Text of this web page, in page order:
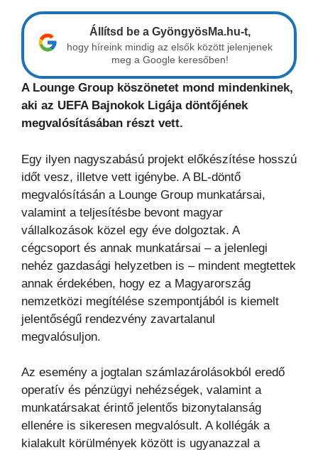
Állítsd be a GyöngyösMa.hu-t,
hogy híreink mindig az elsők között jelenjenek
meg a Google keresőben!
A Lounge Group köszönetet mond mindenkinek,
aki az UEFA Bajnokok Ligája döntőjének
megvalósításában részt vett.
Egy ilyen nagyszabású projekt előkészítése hosszú
időt vesz, illetve vett igénybe. A BL-döntő
megvalósításán a Lounge Group munkatársai,
valamint a teljesítésbe bevont magyar
vállalkozások közel egy éve dolgoztak. A
cégcsoport és annak munkatársai – a jelenlegi
nehéz gazdasági helyzetben is – mindent megtettek
annak érdekében, hogy ez a Magyarország
nemzetközi megítélése szempontjából is kiemelt
jelentőségű rendezvény zavartalanul
megvalósuljon.
Az esemény a jogtalan számlazárolásokból eredő
operatív és pénzügyi nehézségek, valamint a
munkatársakat érintő jelentős bizonytalanság
ellenére is sikeresen megvalósult. A kollégák a
kialakult körülmények között is ugyanazzal a